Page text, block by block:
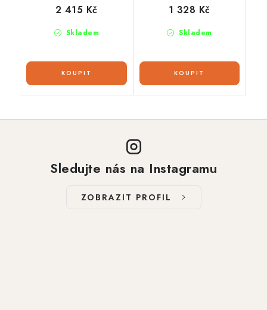
Skladem
2 415 Kč
Skladem
1 328 Kč
Sledujte nás na Instagramu
ZOBRAZIT PROFIL